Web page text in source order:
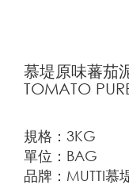
慕堤原味蕃茄
TOMATO
規格：3KG
單位：BAG
品牌：MUTTI慕